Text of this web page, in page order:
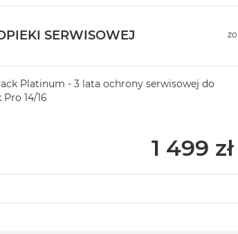
SERWISOWEJ
Platinum - 3 lata ochrony serwisowej do
14/16
1 499 zł